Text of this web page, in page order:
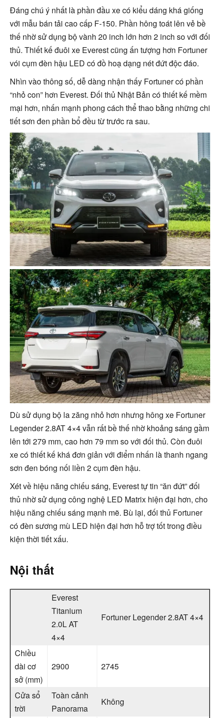
Đáng chú ý nhất là phần đầu xe có kiểu dáng khá giống
với mẫu bán tải cao cấp F-150. Phần hông toát lên vẻ bề
thế nhờ sử dụng bộ vành 20 inch lớn hơn 2 inch so với đối
thủ. Thiết kế đuôi xe Everest cũng ấn tượng hơn Fortuner
vói cụm đèn hậu LED có đồ hoạ dạng nét đứt độc đáo.
Nhìn vào thông số, dễ dàng nhận thấy Fortuner có phần
“nhỏ con” hơn Everest. Đối thủ Nhật Bản có thiết kế mềm
mại hơn, nhấn mạnh phong cách thể thao bằng những chi
tiết sơn đen phần bổ đều từ trước ra sau.
Dù sử dụng bộ la zăng nhỏ hơn nhưng hông xe Fortuner
Legender 2.8AT 4×4 vẫn rất bề thế nhờ khoảng sáng gầm
lên tới 279 mm, cao hơn 79 mm so với đối thủ. Còn đuôi
xe có thiết kế khá đơn giản với điểm nhấn là thanh ngang
sơn đen bóng nối liền 2 cụm đèn hậu.
Xét về hiệu năng chiếu sáng, Everest tự tin “ăn đứt” đối
thủ nhờ sử dụng công nghệ LED Matrix hiện đại hơn, cho
hiệu năng chiếu sáng mạnh mẽ. Bù lại, đối thủ Fortuner
có đèn sương mù LED hiện đại hơn hỗ trợ tốt trong điều
kiện thời tiết xấu.
Nội thất
Everest
Titanium
2.0L AT
4×4
Fortuner Legender 2.8AT 4×4
Chiều
dài cơ
sở (mm)
2900 2745
Cửa sổ
trời
Toàn cảnh
Panorama
Không